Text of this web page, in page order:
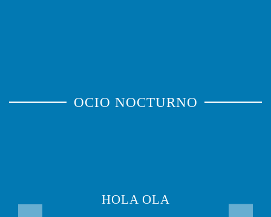
OCIO NOCTURNO
HOLA OLA